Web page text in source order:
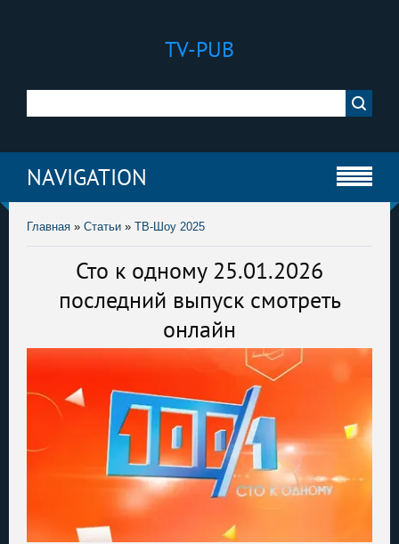
TV-PUB
NAVIGATION
Главная » Статьи » ТВ-Шоу 2025
Сто к одному 25.01.2026
последний выпуск смотреть
онлайн